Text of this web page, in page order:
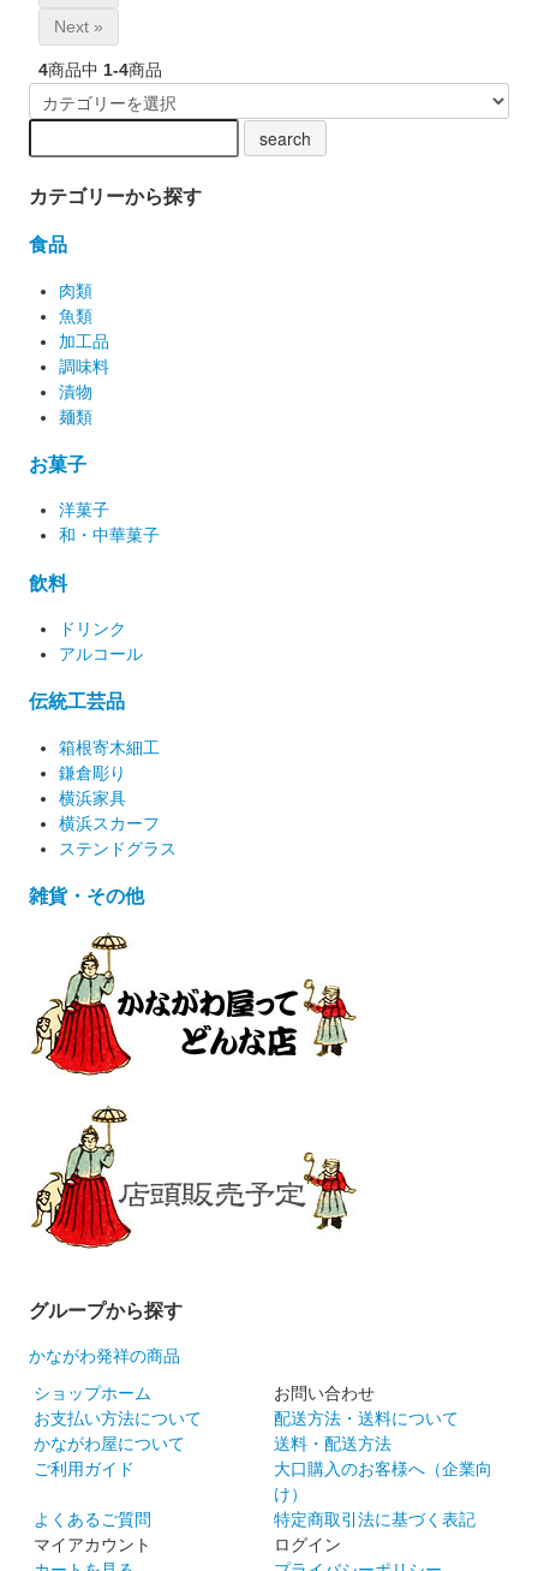
Next »
4商品中 1-4商品
カテゴリーから探す
食品
肉類
魚類
加工品
調味料
漬物
麺類
お菓子
洋菓子
和・中華菓子
飲料
ドリンク
アルコール
伝統工芸品
箱根寄木細工
鎌倉彫り
横浜家具
横浜スカーフ
ステンドグラス
雑貨・その他
グループから探す
かながわ発祥の商品
ショップホーム
お問い合わせ
お支払い方法について
配送方法・送料について
かながわ屋について
送料・配送方法
ご利用ガイド
大口購入のお客様へ（企業向
け）
よくあるご質問
特定商取引法に基づく表記
マイアカウント
ログイン